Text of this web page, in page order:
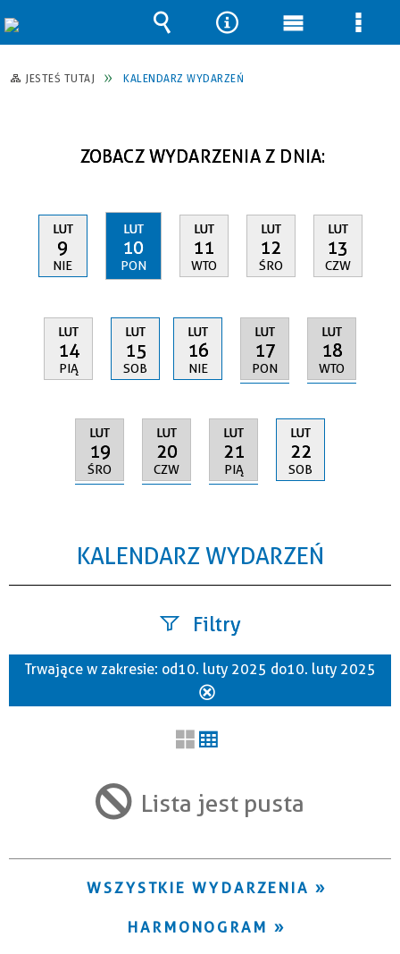
JESTEŚ TUTAJ KALENDARZ WYDARZEŃ
ZOBACZ WYDARZENIA Z DNIA:
LUT
9
NIE
LUT
10
PON
LUT
11
WTO
LUT
12
ŚRO
LUT
13
CZW
LUT
14
PIĄ
LUT
15
SOB
LUT
16
NIE
LUT
17
PON
LUT
18
WTO
LUT
19
ŚRO
LUT
20
CZW
LUT
21
PIĄ
LUT
22
SOB
KALENDARZ WYDARZEŃ
Filtry
Szukana fraza
Trwające w zakresie
Trwające w zakresie: od 10. luty 2025 do 10. luty 2025
filtr
Lista jest pusta
WSZYSTKIE WYDARZENIA
HARMONOGRAM
Wyszukiwarka
Narzędzia
Menu Menu